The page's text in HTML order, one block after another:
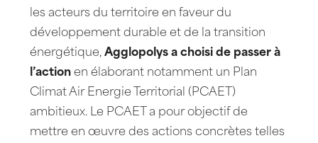
les acteurs du territoire en faveur du
développement durable et de la transition
énergétique, Agglopolys a choisi de passer à
l’action en élaborant notamment un Plan
Climat Air Energie Territorial (PCAET)
ambitieux. Le PCAET a pour objectif de
mettre en œuvre des actions concrètes telles